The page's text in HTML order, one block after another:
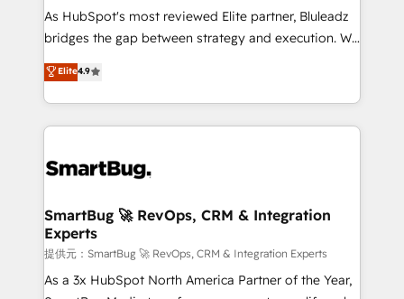
GTMの見える化・自動化まで。全Hub統合運用、デー
タ品質設計、グループ横断のCRM統合に対応します。
の一部をAIが自律実行する組織への移行を設計・実装。
Breeze・Claude等をHubSpotと連携させ、役割定義・
革を、構想から実装・定着までPMOとして主導。「設
の統合・浸透・変革管理を実行します。 ▸ CMS戦略設
計・構築：リード獲得・CVR・SEOを前提にした情報設
計・導線設計・テンプレート設計をContent Hubで一体
提供。 ▸ 既存CRM・MAからの移行支援：Salesforce・
Marketo・Pardot等からの移行、カスタム設計、履歴
As HubSpot's most reviewed Elite partner, Bluleadz
bridges the gap between strategy and execution. We
don't just "set up tools" — we install the GTM
Operating System (GTM OS) to align your leadership
and engineer a portal that drives predictable
revenue velocity. 🚀 GTM Strategy & Alignment
stalling growth. Fix your ICP, Math, and Story to stop
Scalable Architecture: Zero-technical-debt setup
across all Hubs, validated by our 7 HubSpot
Accreditations. AI-Powered RevOps: Breeze AI,
custom AI agents, and high-integrity migrations for
Elite4.9
SmartBug 🚀 RevOps, CRM & Integration
Experts
提供元：SmartBug 🚀 RevOps, CRM & Integration Experts
As a 3x HubSpot North America Partner of the Year,